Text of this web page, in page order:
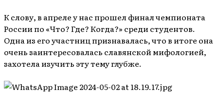
К слову, в апреле у нас прошел финал чемпионата
России по «Что? Где? Когда?» среди студентов.
Одна из его участниц признавалась, что в итоге она
очень заинтересовалась славянской мифологией,
захотела изучить эту тему глубже.